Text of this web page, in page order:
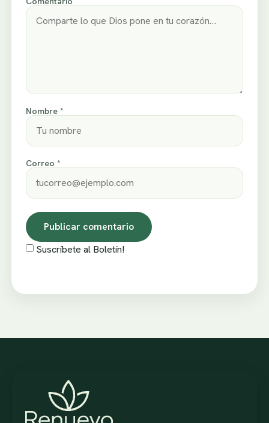
Nombre *
Correo *
Suscríbete al Boletín!